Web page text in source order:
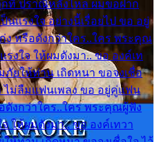
ที่ ปราณีหลั่งไหล ผมขอฝาก
นแรงใจ อย่างนี้เรื่อยไป ขอ อยู่
ง หรือดังกว่าใคร..ใคร พระคุณ
รงใจ ให้ผมดังมา.. ขอ องค์เท
ยให้ท่าน เถิดหนา ขอจงเชื่อ
ไม่ลืมแฟนเพลง ขอ อยู่คู่แฟน
ดังกว่าใคร..ใคร พระคุณผู้ฟัง
ให้ผมดังมา.. ขอ องค์เทวา